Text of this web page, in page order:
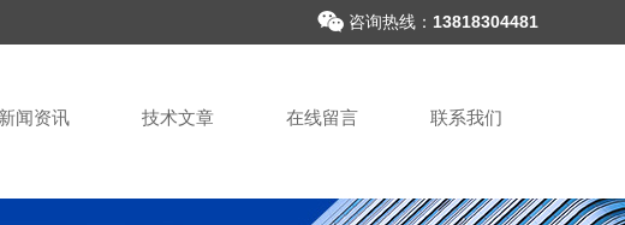
咨询热线： 13818304481
新闻资讯 技术文章 在线留言 联系我们